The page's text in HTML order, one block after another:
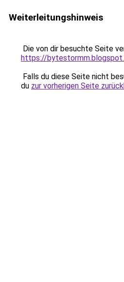
Weiterleitungshinweis
Die von dir besuchte Seite
https://
Falls du diese Seite nicht
du zur vorherigen Seite